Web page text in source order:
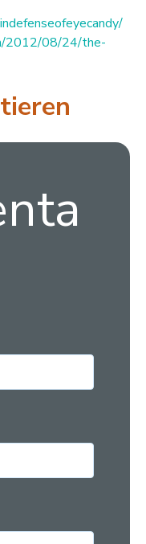
2012/08/24/the-